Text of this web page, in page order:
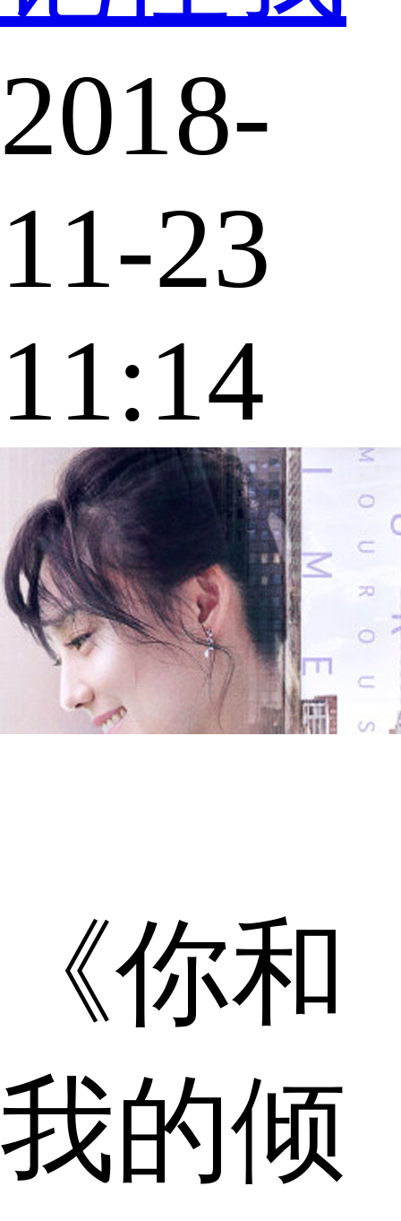
2018-
11-23
11:14
《你和
我的倾